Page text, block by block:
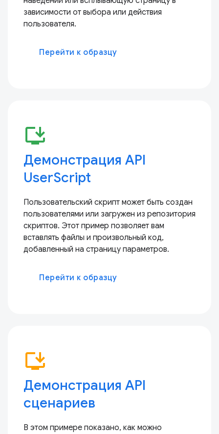
зависимости от выбора или действия
пользователя.
Перейти к образцу
install_desktop
Демонстрация API
UserScript
Пользовательский скрипт может быть создан
пользователями или загружен из репозитория
скриптов. Этот пример позволяет вам
вставлять файлы и произвольный код,
добавленный на страницу параметров.
Перейти к образцу
install_desktop
Демонстрация API
сценариев
В этом примере показано, как можно